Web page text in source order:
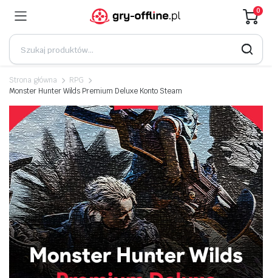
0
Strona główna
RPG
Monster Hunter Wilds Premium Deluxe Konto Steam